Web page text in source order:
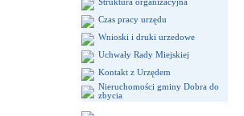
Struktura organizacyjna
Czas pracy urzędu
Wnioski i druki urzedowe
Uchwały Rady Miejskiej
Kontakt z Urzędem
Nieruchomości gminy Dobra do
zbycia